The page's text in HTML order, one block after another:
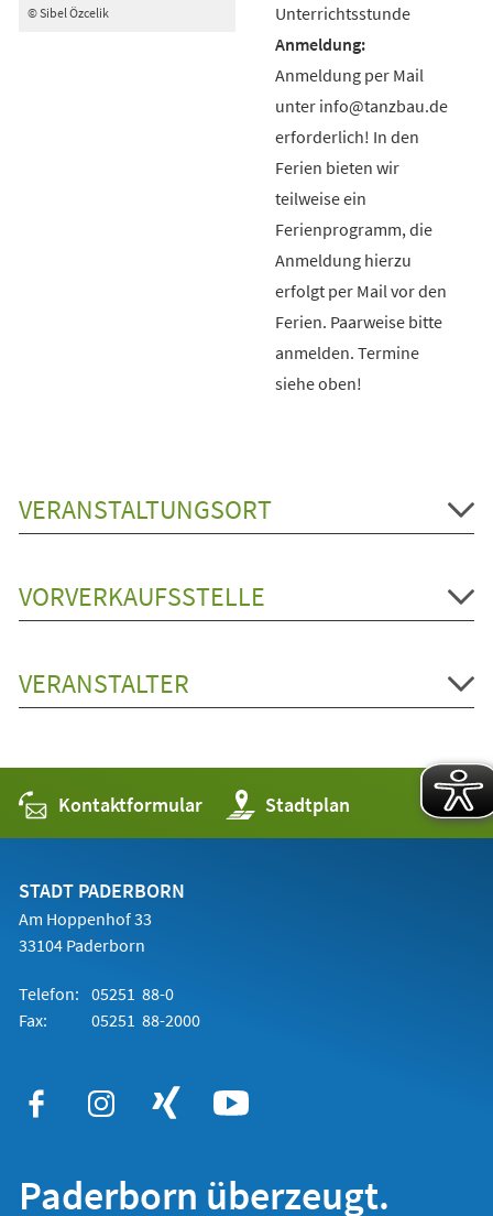
© Sibel Özcelik
Unterrichtsstunde
Anmeldung per Mail
unter info@tanzbau.de
erforderlich! In den
Ferien bieten wir
teilweise ein
Ferienprogramm, die
Anmeldung hierzu
erfolgt per Mail vor den
Ferien. Paarweise bitte
anmelden. Termine
siehe oben!
VERANSTALTUNGSORT
VORVERKAUFSSTELLE
VERANSTALTER
Kontaktformular Stadtplan
(Öffnet
in
einem
STADT PADERBORN
Am Hoppenhof 33
33104 Paderborn
Telefon: 05251 88-0
Fax:
05251 88-2000
Paderborn überzeugt.